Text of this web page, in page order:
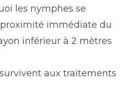
les nymphes se
immédiate du
inférieur à 2 mètres
aux traitements